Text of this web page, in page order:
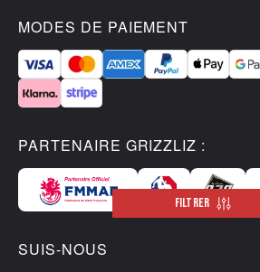
MODES DE PAIEMENT
PARTENAIRE GRIZZLIZ :
SUIS-NOUS
FILTRER